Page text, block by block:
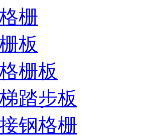
栅
板
栅板
踏步板
钢格栅